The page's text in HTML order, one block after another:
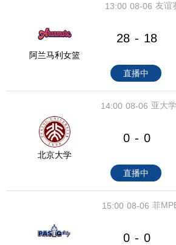
08-06
13:00 友谊
阿兰马利女篮
28 - 18
直播中
08-06
14:00 亚大
北京大学
0 - 0
直播中
08-06
15:00 菲
0 - 0